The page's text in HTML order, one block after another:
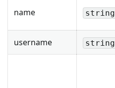
name string
username string